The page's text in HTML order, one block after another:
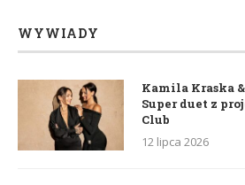
WYWIADY
Kamila Kraska
Super duet z
Club
12 lipca 2026